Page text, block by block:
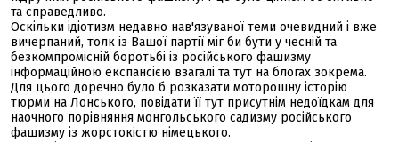
та справедливо.
Оскільки ідіотизм недавно нав'язуваної теми очевидний і вже
вичерпаний, толк із Вашої партії міг би бути у чесній та
безкомпромісній боротьбі із російського фашизму
інформаційною експансією взагалі та тут на блогах зокрема.
Для цього доречно було б розказати моторошну історію
тюрми на Лонського, повідати її тут присутнім недоїдкам для
наочного порівняння монгольського садизму російського
фашизму із жорстокістю німецького.